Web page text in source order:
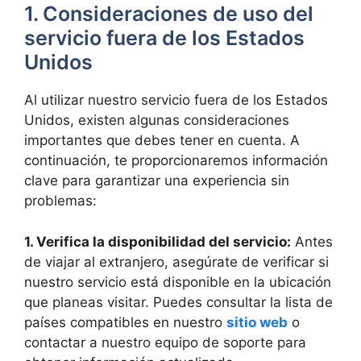
1. Consideraciones de uso del
servicio fuera de los Estados
Unidos
Al utilizar nuestro servicio fuera de los Estados
Unidos, existen algunas consideraciones
importantes que debes tener en cuenta. A
continuación, te proporcionaremos información
clave para garantizar una experiencia sin
problemas:
1. Verifica la disponibilidad del servicio: Antes
de viajar al extranjero, asegúrate de verificar si
nuestro servicio está disponible en la ubicación
que planeas visitar. Puedes consultar la lista de
países compatibles en nuestro sitio web o
contactar a nuestro equipo de soporte para